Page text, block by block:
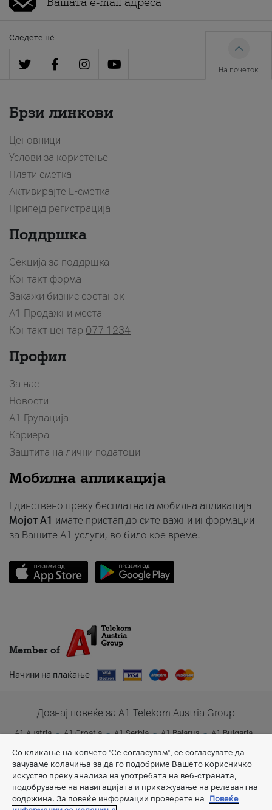
Следете нè
На почеток
Брзи линкови
Ценовници
Услови за користење
Плати сметка
Активирајте Е-сметка
Припејд регистрација
Поддршка
Секција за поддршка
Контакт форма
Закажи бизнис состанок
A1 Продажни места
Контакт центар 077 1234
Профил
За нас
Новости
А1 Групација
Кариера
Заштита на лични податоци
Мобилна апликација
Единствено преку бесплатната мобилна апликација
Мојот A1 имате пристап до сите важни информации
за Вашите A1 услуги, во било кое време.
Member of
Начини на плаќање
Дознај повеќе за A1 Telekom Austria Group
A1 Austria A1 Croatia A1 Serbia A1 Belarus
A1 Bulgaria
Со кликање на копчето "Се согласувам", се согласувате да
зачуваме колачиња за да го подобриме Вашето корисничко
искуство преку анализа на употребата на веб-страната,
подобрување на навигацијата и прикажување на релевантна
содржина. За повеќе информации проверете на
Повеќе